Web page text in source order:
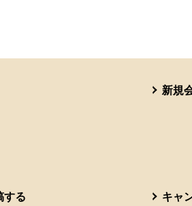
新規
する キャ